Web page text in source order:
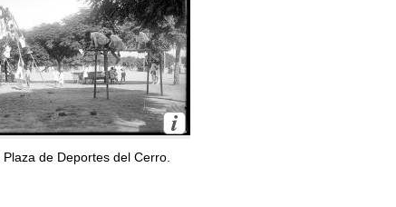
Plaza de Deportes del Cerro.